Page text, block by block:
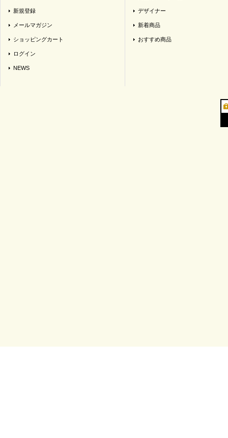
新規登録
メールマガジン
ショッピングカート
ログイン
NEWS
デザイナー
新着商品
おすすめ商品